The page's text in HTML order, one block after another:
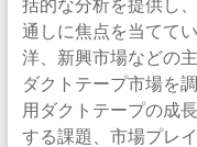
通しに焦点を当てて
洋、新興市場などの
ダクトテープ市場を
用ダクトテープの成
する課題、市場プレ